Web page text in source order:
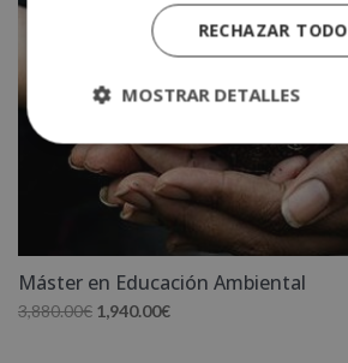
Máster en Educación Ambiental
3,880.00€ El
1,940.00€El
RECHAZAR TODO
MOSTRAR DETALLES